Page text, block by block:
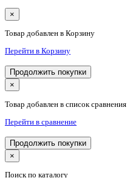
×
Товар добавлен в Корзину
Перейти в Корзину
Продолжить покупки
×
Товар добавлен в список сравнения
Перейти в сравнение
Продолжить покупки
×
Поиск по каталогу